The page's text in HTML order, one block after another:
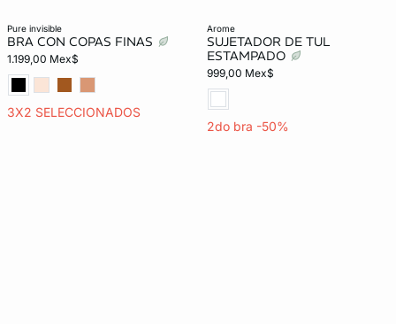
pure invisible
BRA CON COPAS FINAS
1.199,00 Mex$
3X2 SELECCIONADOS
arome
SUJETADOR DE TUL
ESTAMPADO
999,00 Mex$
2do bra -50%